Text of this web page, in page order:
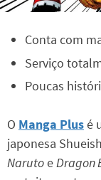
Conta com
Serviço
Poucas
O Manga Plusé
japonesa
NarutoeDragon